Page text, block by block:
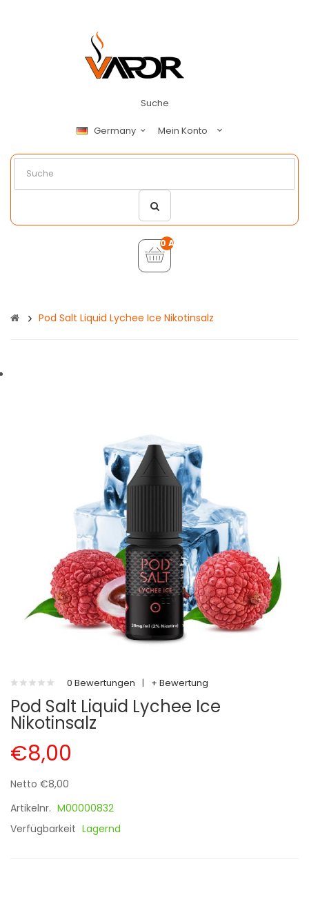
Suche
Germany Mein Konto
0 Artikel - €0,00
Pod Salt Liquid Lychee Ice Nikotinsalz
0 Bewertungen | + Bewertung
Pod Salt Liquid Lychee Ice
Nikotinsalz
€8,00
Netto €8,00
Artikelnr. M00000832
Verfügbarkeit Lagernd